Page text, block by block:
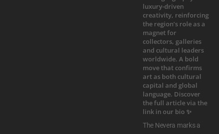
The Nevera marks a